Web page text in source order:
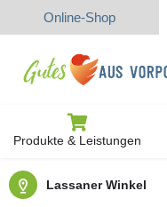
Online-Shop
Produkte & Leistungen
Lassaner Winkel